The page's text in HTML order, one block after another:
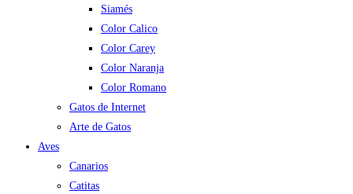
Siamés
Color Calico
Color Carey
Color Naranja
Color Romano
Gatos de Internet
Arte de Gatos
Aves
Canarios
Catitas